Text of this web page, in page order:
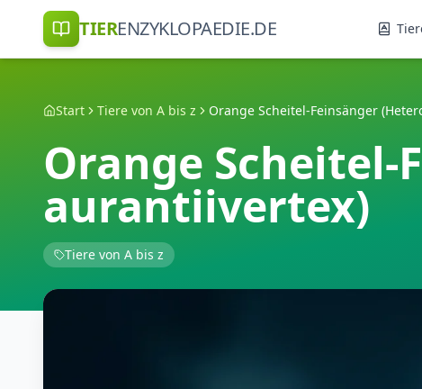
TIERENZYKLOPAEDIE.DE
Start Tiere von A bis z
Orange Scheitel-
aurantiivertex)
Tiere von A bis z